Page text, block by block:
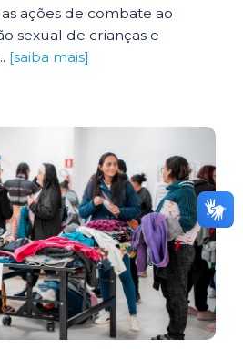
ações de combate ao
sexual de crianças e
[saiba mais]